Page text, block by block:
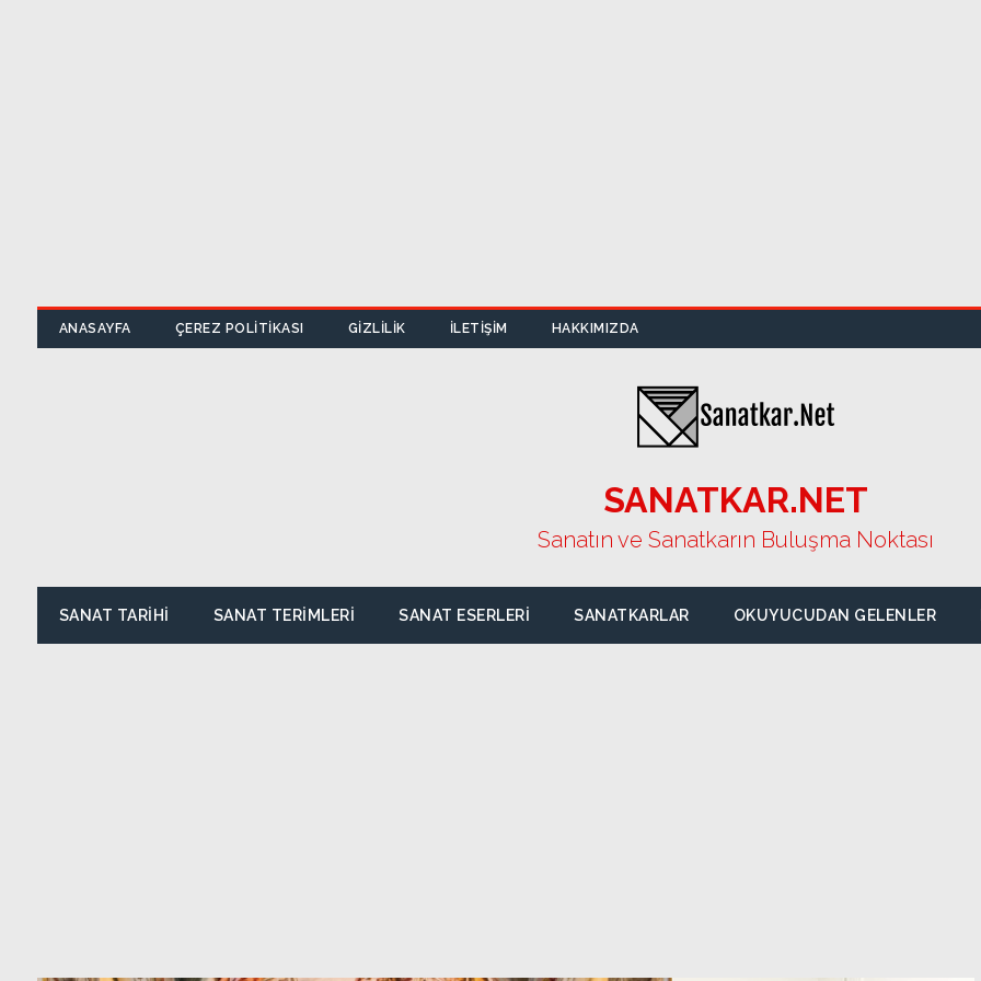
ANASAYFA ÇEREZ POLITIKASI GIZLILIK İLETIŞIM HAKKIMIZDA
SANATKAR.NET
Sanatın ve Sanatkarın Buluşma Noktası
SANAT TARIHI SANAT TERIMLERI SANAT ESERLERI SANATKARLAR OKUYUCUDAN GELENLER